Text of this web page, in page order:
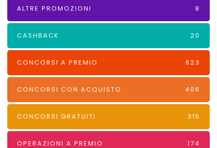
ALTRE PROMOZIONI 8
CASHBACK 20
CONCORSI A PREMIO 623
CONCORSI CON ACQUISTO 406
CONCORSI GRATUITI 315
OPERAZIONI A PREMIO 174